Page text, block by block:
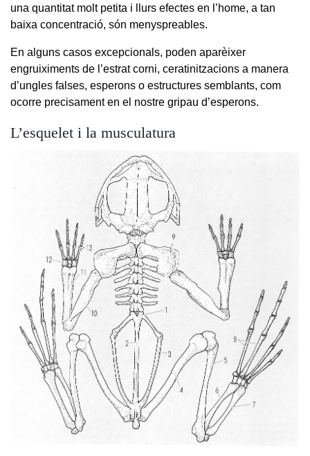
una quantitat molt petita i llurs efectes en l’home, a tan
baixa concentració, són menyspreables.
En alguns casos excepcionals, poden aparèixer
engruiximents de l’estrat corni, ceratinitzacions a manera
d’ungles falses, esperons o estructures semblants, com
ocorre precisament en el nostre gripau d’esperons.
L’esquelet i la musculatura